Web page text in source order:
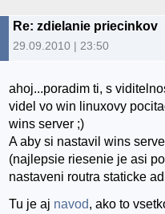
Re: zdielanie priecinkov
29.09.2010 | 23:50
ahoj...poradim ti, s
videl vo win linuxovy
wins server ;)
A aby si nastavil wins
(najlepsie riesenie je asi
nastaveni routra staticke
Tu je aj navod, ako to